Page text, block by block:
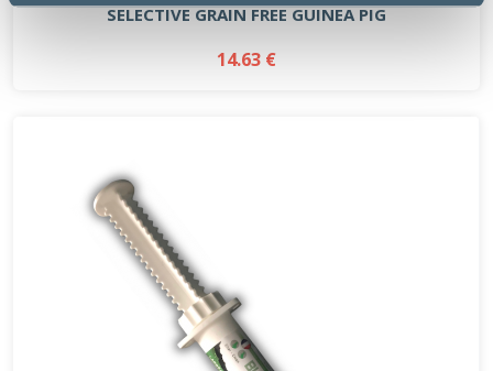
SELECTIVE GRAIN FREE GUINEA PIG
14.63 €